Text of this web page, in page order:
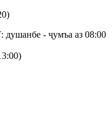
- ҷумъа аз 08:00